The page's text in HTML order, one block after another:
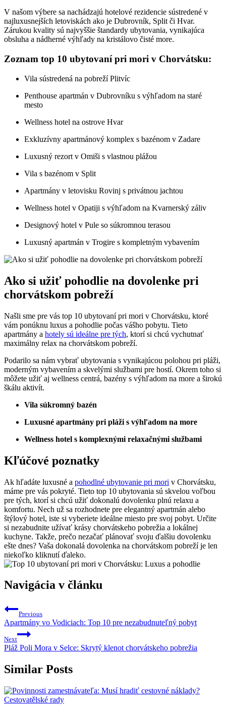
V našom výbere sa nachádzajú hotelové rezidencie sústredené v
najluxusnejších letoviskách ako je Dubrovník, Split či Hvar.
Zárukou kvality sú najvyššie štandardy ubytovania, vynikajúca
obsluha a nádherné výhľady na kristálovo čisté more.
Zoznam top 10 ubytovaní pri mori v Chorvátsku:
Vila sústredená na pobreží Plitvíc
Penthouse apartmán v Dubrovníku s výhľadom na staré
mesto
Wellness hotel na ostrove Hvar
Exkluzívny apartmánový komplex s bazénom v Zadare
Luxusný rezort v Omiši s vlastnou plážou
Vila s bazénom v Split
Apartmány v letovisku Rovinj s privátnou jachtou
Wellness hotel v Opatiji s výhľadom na Kvarnerský záliv
Designový hotel v Pule so súkromnou terasou
Luxusný apartmán v Trogire s kompletným vybavením
Ako si užiť pohodlie na dovolenke pri
chorvátskom pobreží
Našli sme pre vás top 10 ubytovaní pri mori v Chorvátsku, ktoré
vám ponúknu luxus a pohodlie počas vášho pobytu. Tieto
apartmány a hotely sú ideálne pre tých, ktorí si chcú vychutnať
maximálny relax na chorvátskom pobreží.
Podarilo sa nám vybrať ubytovania s vynikajúcou polohou pri pláži,
moderným vybavením a skvelými službami pre hostí. Okrem toho si
môžete užiť aj wellness centrá, bazény s výhľadom na more a širokú
škálu aktivít.
Vila súkromný bazén
Luxusné apartmány pri pláži s výhľadom na more
Wellness hotel s komplexnými relaxačnými službami
Kľúčové poznatky
Ak hľadáte luxusné a pohodlné ubytovanie pri mori v Chorvátsku,
máme pre vás pokryté. Tieto top 10 ubytovania sú skvelou voľbou
pre tých, ktorí si chcú užiť dokonalú dovolenku plnú relaxu a
komfortu. Nech už sa rozhodnete pre elegantný apartmán alebo
štýlový hotel, iste si vyberiete ideálne miesto pre svoj pobyt. Určite
si nezabudnite užívať krásy chorvátskeho pobrežia a lokálnej
kuchyne. Takže, prečo nezačať plánovať svoju ďalšiu dovolenku
ešte dnes? Vaša dokonalá dovolenka na chorvátskom pobreží je len
niekoľko kliknutí ďaleko.
Navigácia v článku
Previous
Apartmány vo Vodiciach: Top 10 pre nezabudnuteľný pobyt
Next
Pláž Poli Mora v Selce: Skrytý klenot chorvátskeho pobrežia
Similar Posts
Cestovatělské rady